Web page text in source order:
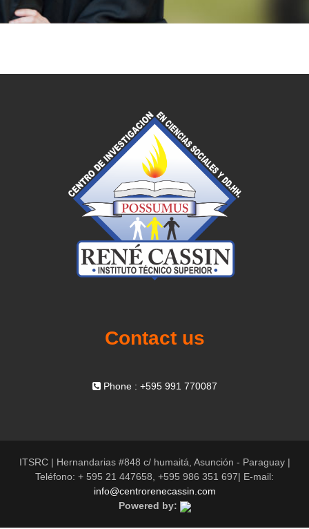
Contact us
Phone : +595 991 770087
ITSRC | Hernandarias #848 c/ humaitá, Asunción - Paraguay |
Teléfono: + 595 21 447658, +595 986 351 697| E-mail:
info@centrorenecassin.com
Powered by: